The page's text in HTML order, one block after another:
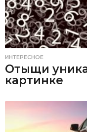
ИНТЕРЕСНОЕ
Отыщи
картинке